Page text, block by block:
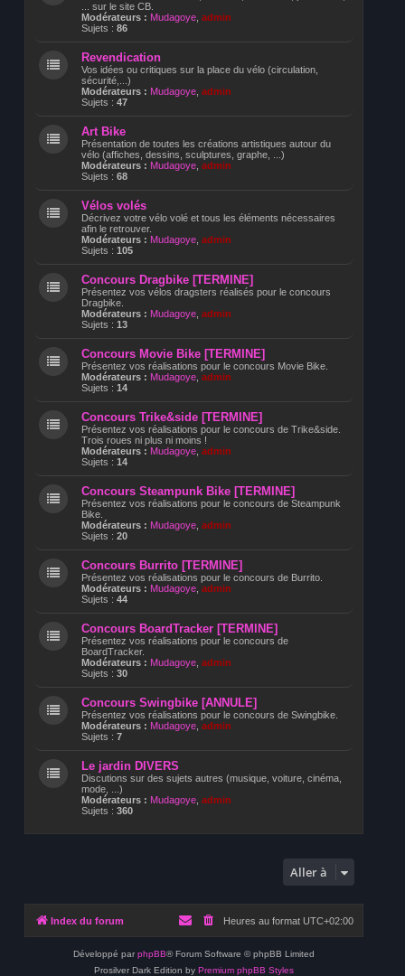
... sur le site CB.
Modérateurs : Mudagoye admin
Sujets : 86
Revendication
Vos idées ou critiques sur la place du vélo (circulation,
sécurité,...)
Modérateurs : Mudagoye admin
Sujets : 47
Art Bike
Présentation de toutes les créations artistiques autour du
vélo (affiches, dessins, sculptures, graphe, ...)
Modérateurs : Mudagoye admin
Sujets : 68
Vélos volés
Décrivez votre vélo volé et tous les éléments nécessaires
afin le retrouver.
Modérateurs : Mudagoye admin
Sujets : 105
Concours Dragbike [TERMINE]
Présentez vos vélos dragsters réalisés pour le concours
Dragbike.
Modérateurs : Mudagoye admin
Sujets : 13
Concours Movie Bike [TERMINE]
Présentez vos réalisations pour le concours Movie Bike.
Modérateurs : Mudagoye admin
Sujets : 14
Concours Trike&side [TERMINE]
Présentez vos réalisations pour le concours de Trike&side.
Trois roues ni plus ni moins !
Modérateurs : Mudagoye admin
Sujets : 14
Concours Steampunk Bike [TERMINE]
Présentez vos réalisations pour le concours de Steampunk
Bike.
Modérateurs : Mudagoye admin
Sujets : 20
Concours Burrito [TERMINE]
Présentez vos réalisations pour le concours de Burrito.
Modérateurs : Mudagoye admin
Sujets : 44
Concours BoardTracker [TERMINE]
Présentez vos réalisations pour le concours de
BoardTracker.
Modérateurs : Mudagoye admin
Sujets : 30
Concours Swingbike [ANNULE]
Présentez vos réalisations pour le concours de Swingbike.
Modérateurs : Mudagoye admin
Sujets : 7
Le jardin DIVERS
Discutions sur des sujets autres (musique, voiture, cinéma,
mode, ...)
Modérateurs : Mudagoye admin
Sujets : 360
Aller à
Index du forum Heures au format UTC+02:00
Développé par phpBB® Forum Software © phpBB Limited
Prosilver Dark Edition by Premium phpBB Styles